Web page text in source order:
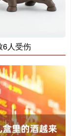
6人受伤